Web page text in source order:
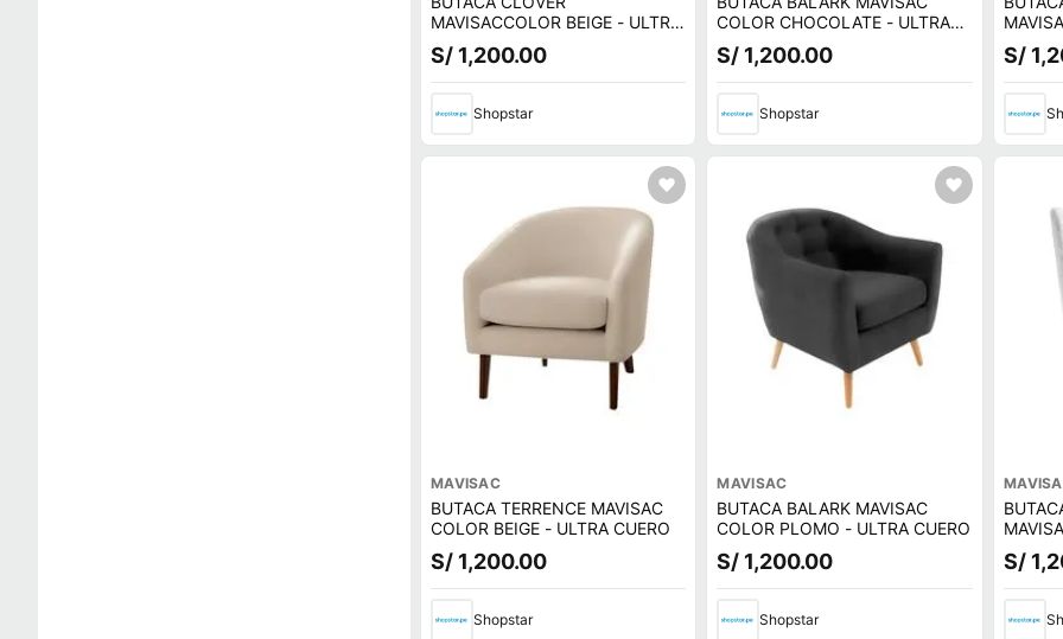
MAVISACCOLOR BEIGE - ULTRA
CUERO
S/ 1,200.00
Shopstar
COLOR CHOCOLATE - ULTRA
CUERO
S/ 1,200.00
Shopstar
CUERO
S/
MAVISAC
BUTACA TERRENCE MAVISAC
COLOR BEIGE - ULTRA CUERO
S/ 1,200.00
Shopstar
MAVISAC
BUTACA BALARK MAVISAC
COLOR PLOMO - ULTRA CUERO
S/ 1,200.00
Shopstar
S/